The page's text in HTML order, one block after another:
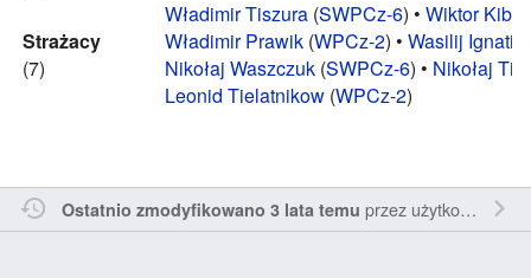
Strażacy
(7)
Władimir Tiszura (SWPCz-6) • Wiktor
Władimir Prawik (WPCz-2) • Wasilij
Nikołaj Waszczuk (SWPCz-6) • Nikołaj
Leonid Tielatnikow (WPCz-2)
Ostatnio zmodyfikowano 3 lata temu przez użytkownika Penne22